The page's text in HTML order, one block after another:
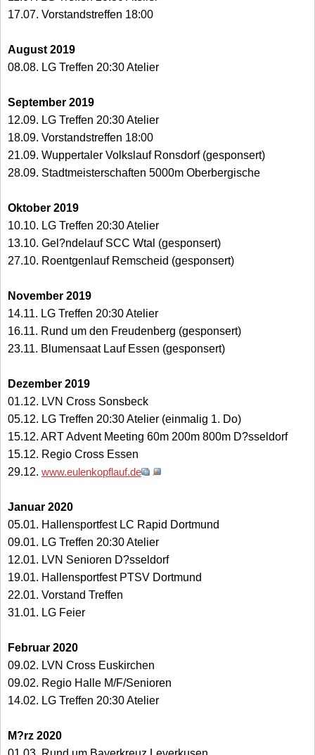
17.07. Vorstandstreffen 18:00
August 2019
08.08. LG Treffen 20:30 Atelier
September 2019
12.09. LG Treffen 20:30 Atelier
18.09. Vorstandstreffen 18:00
21.09. Wuppertaler Volkslauf Ronsdorf (gesponsert)
28.09. Stadtmeisterschaften 5000m Oberbergische
Oktober 2019
10.10. LG Treffen 20:30 Atelier
13.10. Gel?ndelauf SCC Wtal (gesponsert)
27.10. Roentgenlauf Remscheid (gesponsert)
November 2019
14.11. LG Treffen 20:30 Atelier
16.11. Rund um den Freudenberg (gesponsert)
23.11. Blumensaat Lauf Essen (gesponsert)
Dezember 2019
01.12. LVN Cross Sonsbeck
05.12. LG Treffen 20:30 Atelier (einmalig 1. Do)
15.12. ART Advent Meeting 60m 200m 800m D?sseldorf
15.12. Regio Cross Essen
29.12. www.eulenkopflauf.de
Januar 2020
05.01. Hallensportfest LC Rapid Dortmund
09.01. LG Treffen 20:30 Atelier
12.01. LVN Senioren D?sseldorf
19.01. Hallensportfest PTSV Dortmund
22.01. Vorstand Treffen
31.01. LG Feier
Februar 2020
09.02. LVN Cross Euskirchen
09.02. Regio Halle M/F/Senioren
14.02. LG Treffen 20:30 Atelier
M?rz 2020